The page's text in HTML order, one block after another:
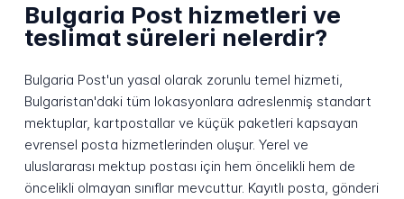
Bulgaria Post hizmetleri ve
teslimat süreleri nelerdir?
Bulgaria Post'un yasal olarak zorunlu temel hizmeti,
Bulgaristan'daki tüm lokasyonlara adreslenmiş standart
mektuplar, kartpostallar ve küçük paketleri kapsayan
evrensel posta hizmetlerinden oluşur. Yerel ve
uluslararası mektup postası için hem öncelikli hem de
öncelikli olmayan sınıflar mevcuttur. Kayıtlı posta, gönderi